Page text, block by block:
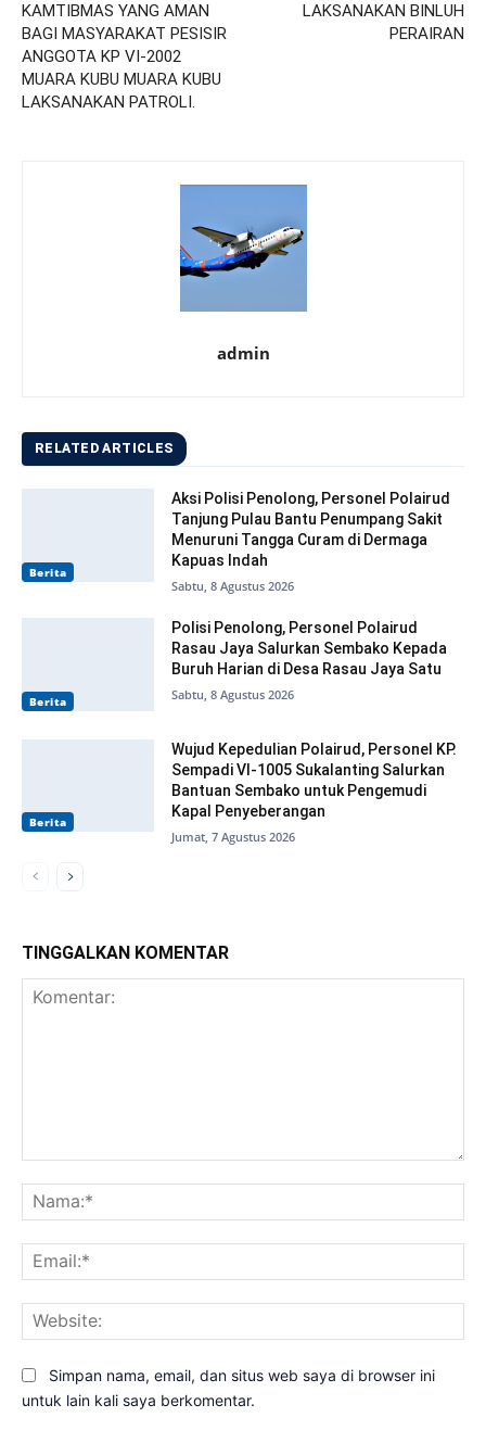
KAMTIBMAS YANG AMAN
BAGI MASYARAKAT PESISIR
ANGGOTA KP VI-2002
MUARA KUBU MUARA KUBU
LAKSANAKAN PATROLI.
LAKSANAKAN BINLUH
PERAIRAN
admin
RELATED ARTICLES
Berita
Aksi Polisi Penolong, Personel Polairud
Tanjung Pulau Bantu Penumpang Sakit
Menuruni Tangga Curam di Dermaga
Kapuas Indah
Sabtu, 8 Agustus 2026
Berita
Polisi Penolong, Personel Polairud
Rasau Jaya Salurkan Sembako Kepada
Buruh Harian di Desa Rasau Jaya Satu
Sabtu, 8 Agustus 2026
Berita
Wujud Kepedulian Polairud, Personel KP.
Sempadi VI-1005 Sukalanting Salurkan
Bantuan Sembako untuk Pengemudi
Kapal Penyeberangan
Jumat, 7 Agustus 2026
TINGGALKAN KOMENTAR
Simpan nama, email, dan situs web saya di browser ini
untuk lain kali saya berkomentar.